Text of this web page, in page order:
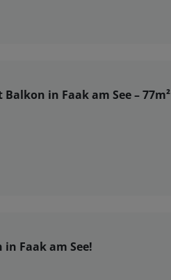
in Faak am See – 77m²
Faak am See!